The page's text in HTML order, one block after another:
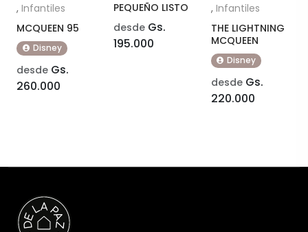
, Infantiles
MCQUEEN 95
Disney
desde Gs.
260.000
PEQUEÑO LISTO
desde Gs.
195.000
, Infantiles
THE LIGHTNING
MCQUEEN
Disney
desdeGs.
220.000